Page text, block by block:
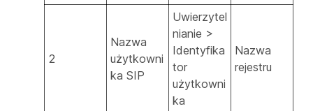
2
Nazwa
użytkowni
ka SIP
Uwierzytel
nianie >
Identyfika
tor
użytkowni
ka
Nazwa
rejestru